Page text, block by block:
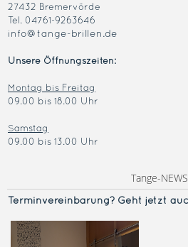
27432 Bremervörde
Tel. 04761-9263646
info@tange-brillen.de
Unsere Öffnungszeiten:
Montag bis Freitag
09.00 bis 18.00 Uhr
Samstag
09.00 bis 13.00 Uhr
Tange-NEWS
Terminvereinbarung? Geht jetzt